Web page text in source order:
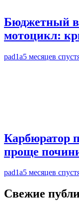
Бюджетный
мотоцикл:
pad1a5 месяцев
Карбюратор
проще
pad1a5 месяцев
Свежие